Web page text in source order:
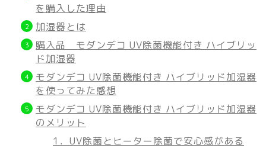
を購入した理由
加湿器とは
購入品 モダンデコ UV除菌機能付き ハイブリッ
ド加湿器
モダンデコ UV除菌機能付き ハイブリッド加湿器
を使ってみた感想
モダンデコ UV除菌機能付き ハイブリッド加湿器
のメリット
1．UV除菌とヒーター除菌で安心感がある